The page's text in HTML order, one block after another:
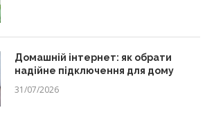
Домашній інтернет: як обрати
надійне підключення для дому
31/07/2026